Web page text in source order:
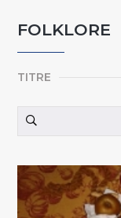
FOLKLORE
TITRE